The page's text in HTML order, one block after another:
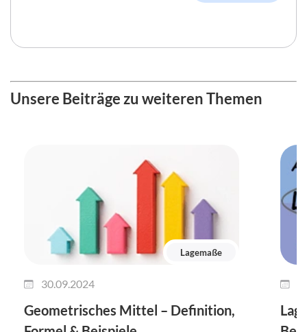
Unsere Beiträge zu weiteren Themen
Lagemaße
30.09.2024
Geometrisches Mittel – Definition,